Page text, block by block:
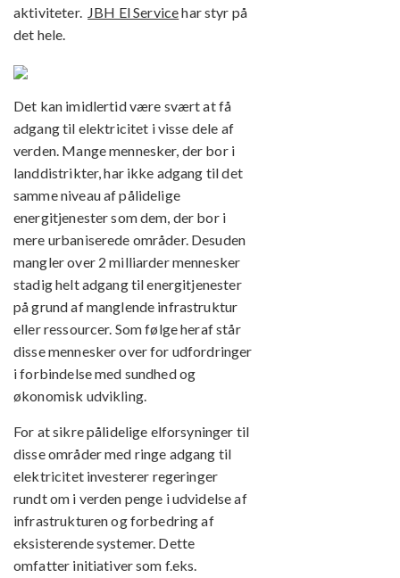
aktiviteter. JBH El Servicehar styr på
det hele.
Det kan imidlertid være svært at få
adgang til elektricitet i visse dele af
verden. Mange mennesker, der bor i
landdistrikter, har ikke adgang til det
samme niveau af pålidelige
energitjenester som dem, der bor i
mere urbaniserede områder. Desuden
mangler over 2 milliarder mennesker
stadig helt adgang til energitjenester
på grund af manglende infrastruktur
eller ressourcer. Som følge heraf står
disse mennesker over for udfordringer
i forbindelse med sundhed og
økonomisk udvikling.
For at sikre pålidelige elforsyninger til
disse områder med ringe adgang til
elektricitet investerer regeringer
rundt om i verden penge i udvidelse af
infrastrukturen og forbedring af
eksisterende systemer. Dette
omfatter initiativer som f.eks.